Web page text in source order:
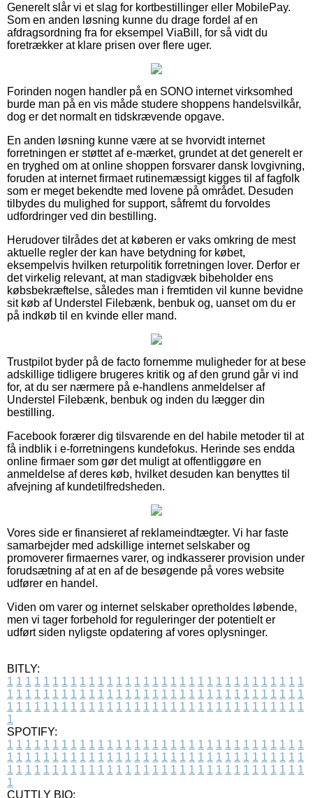
Generelt slår vi et slag for kortbestillinger eller MobilePay.
Som en anden løsning kunne du drage fordel af en
afdragsordning fra for eksempel ViaBill, for så vidt du
foretrækker at klare prisen over flere uger.
Forinden nogen handler på en SONO internet virksomhed
burde man på en vis måde studere shoppens handelsvilkår,
dog er det normalt en tidskrævende opgave.
En anden løsning kunne være at se hvorvidt internet
forretningen er støttet af e-mærket, grundet at det generelt er
en tryghed om at online shoppen forsvarer dansk lovgivning,
foruden at internet firmaet rutinemæssigt kigges til af fagfolk
som er meget bekendte med lovene på området. Desuden
tilbydes du mulighed for support, såfremt du forvoldes
udfordringer ved din bestilling.
Herudover tilrådes det at køberen er vaks omkring de mest
aktuelle regler der kan have betydning for købet,
eksempelvis hvilken returpolitik forretningen lover. Derfor er
det virkelig relevant, at man stadigvæk bibeholder ens
købsbekræftelse, således man i fremtiden vil kunne bevidne
sit køb af Understel Filebænk, benbuk og, uanset om du er
på indkøb til en kvinde eller mand.
Trustpilot byder på de facto fornemme muligheder for at bese
adskillige tidligere brugeres kritik og af den grund går vi ind
for, at du ser nærmere på e-handlens anmeldelser af
Understel Filebænk, benbuk og inden du lægger din
bestilling.
Facebook forærer dig tilsvarende en del habile metoder til at
få indblik i e-forretningens kundefokus. Herinde ses endda
online firmaer som gør det muligt at offentliggøre en
anmeldelse af deres køb, hvilket desuden kan benyttes til
afvejning af kundetilfredsheden.
Vores side er finansieret af reklameindtægter. Vi har faste
samarbejder med adskillige internet selskaber og
promoverer firmaernes varer, og indkasserer provision under
forudsætning af at en af de besøgende på vores website
udfører en handel.
Viden om varer og internet selskaber opretholdes løbende,
men vi tager forbehold for reguleringer der potentielt er
udført siden nyligste opdatering af vores oplysninger.
BITLY:
1 1 1 1 1 1 1 1 1 1 1 1 1 1 1 1 1 1 1 1 1 1 1 1 1 1 1 1 1 1 1 1 1
1 1 1 1 1 1 1 1 1 1 1 1 1 1 1 1 1 1 1 1 1 1 1 1 1 1 1 1 1 1 1 1 1
1 1 1 1 1 1 1 1 1 1 1 1 1 1 1 1 1 1 1 1 1 1 1 1 1 1 1 1 1 1 1 1 1
1
SPOTIFY:
1 1 1 1 1 1 1 1 1 1 1 1 1 1 1 1 1 1 1 1 1 1 1 1 1 1 1 1 1 1 1 1 1
1 1 1 1 1 1 1 1 1 1 1 1 1 1 1 1 1 1 1 1 1 1 1 1 1 1 1 1 1 1 1 1 1
1 1 1 1 1 1 1 1 1 1 1 1 1 1 1 1 1 1 1 1 1 1 1 1 1 1 1 1 1 1 1 1 1
1
CUTTLY BIO: